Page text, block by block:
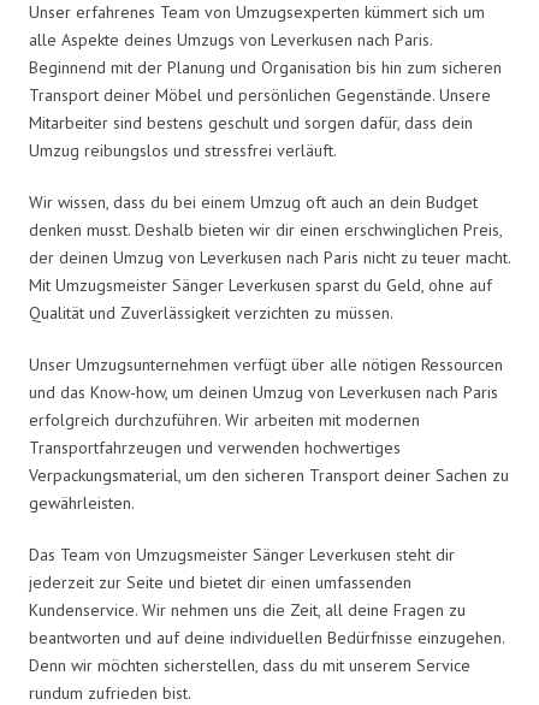
Unser erfahrenes Team von Umzugsexperten kümmert sich um
alle Aspekte deines Umzugs von Leverkusen nach Paris.
Beginnend mit der Planung und Organisation bis hin zum sicheren
Transport deiner Möbel und persönlichen Gegenstände. Unsere
Mitarbeiter sind bestens geschult und sorgen dafür, dass dein
Umzug reibungslos und stressfrei verläuft.
Wir wissen, dass du bei einem Umzug oft auch an dein Budget
denken musst. Deshalb bieten wir dir einen erschwinglichen Preis,
der deinen Umzug von Leverkusen nach Paris nicht zu teuer macht.
Mit Umzugsmeister Sänger Leverkusen sparst du Geld, ohne auf
Qualität und Zuverlässigkeit verzichten zu müssen.
Unser Umzugsunternehmen verfügt über alle nötigen Ressourcen
und das Know-how, um deinen Umzug von Leverkusen nach Paris
erfolgreich durchzuführen. Wir arbeiten mit modernen
Transportfahrzeugen und verwenden hochwertiges
Verpackungsmaterial, um den sicheren Transport deiner Sachen zu
gewährleisten.
Das Team von Umzugsmeister Sänger Leverkusen steht dir
jederzeit zur Seite und bietet dir einen umfassenden
Kundenservice. Wir nehmen uns die Zeit, all deine Fragen zu
beantworten und auf deine individuellen Bedürfnisse einzugehen.
Denn wir möchten sicherstellen, dass du mit unserem Service
rundum zufrieden bist.